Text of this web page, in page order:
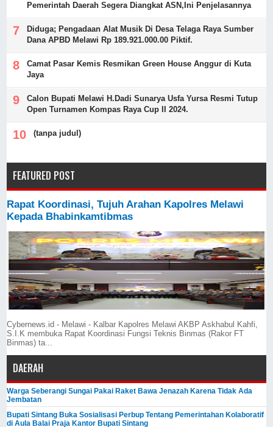
Pemerintah Daerah Segera Diangkat ASN,Ini Penjelasannya
Diduga; Pengadaan Alat Musik Di Desa Telaga Raya Sumber
Dana APBD Melawi Rp 189.921.000.00 Piktif.
Camat Pasar Kemis Resmikan Green House Anggur di Kuta
Jaya
Calon Bupati Melawi H.Dadi Sunarya Usfa Yursa Resmi Tutup
Open Turnamen Kompas Raya Cup II 2024.
(tanpa judul)
FEATURED POST
Rapat Koordinasi, Tujuh Arahan Kapolres Melawi
Kepada Bhabinkamtibmas
Cybernews.id - Melawi - Kalbar Kapolres Melawi AKBP Askhabul Kahfi,
S.I.K membuka Rapat Koordinasi Fungsi Teknis Binmas (Rakor FT
Binmas) ta...
DAERAH
Warga Seberangi Sungai Pakai Raket Bawa Jenazah Karena Tidak Ada
Jembatan
Bupati Sintang Buka Sosialisasi Perbup Tentang Pemerintahan Kolaboratif
di Aula Balai Praja Kantor Bupati Sintang